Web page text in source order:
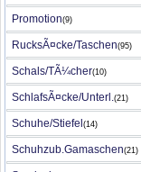
Promotion(9)
RucksÃ¤cke/Taschen(95)
Schals/TÃ¼cher(10)
SchlafsÃ¤cke/Unterl.(21)
Schuhe/Stiefel (14)
Schuhzub.Gamaschen(21)